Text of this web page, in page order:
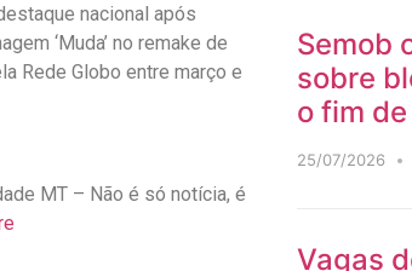
nacional após
‘Muda’ no remake de
Rede Globo entre março e
MT – Não é só notícia, é
Semob
sobre
o fim
25/07/2026
Vagas